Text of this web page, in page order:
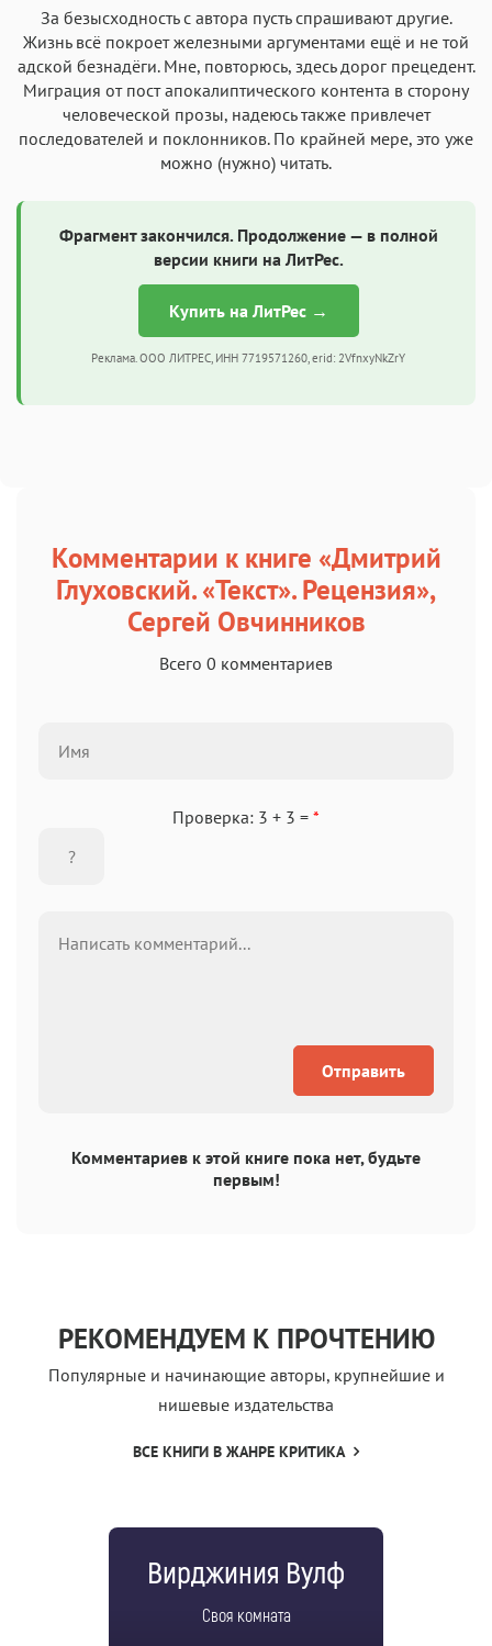
За безысходность с автора пусть спрашивают другие.
Жизнь всё покроет железными аргументами ещё и не той
адской безнадёги. Мне, повторюсь, здесь дорог прецедент.
Миграция от пост апокалиптического контента в сторону
человеческой прозы, надеюсь также привлечет
последователей и поклонников. По крайней мере, это уже
можно (нужно) читать.
Фрагмент закончился. Продолжение — в полной
версии книги на ЛитРес.
Купить на ЛитРес →
Реклама. ООО ЛИТРЕС, ИНН 7719571260, erid: 2VfnxyNkZrY
Комментарии к книге «Дмитрий
Глуховский. «Текст». Рецензия»,
Сергей Овчинников
Всего 0 комментариев
Проверка: 3 + 3 = *
Отправить
Комментариев к этой книге пока нет, будьте
первым!
РЕКОМЕНДУЕМ К ПРОЧТЕНИЮ
Популярные и начинающие авторы, крупнейшие и
нишевые издательства
ВСЕ КНИГИ В ЖАНРЕ КРИТИКА
Вирджиния Вулф
Своя комната